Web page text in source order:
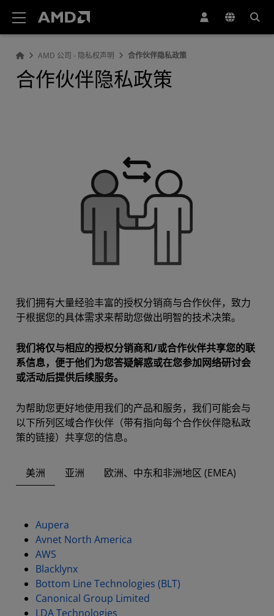
AMD 公司 - 隐私权声明 合作伙伴隐私政策
合作伙伴隐私政策
我们拥有大量经验丰富的授权分销商与合作伙伴，致力
于根据您的具体需求来帮助您做出明智的技术决策。
我们将仅与相应的授权分销商和/或合作伙伴共享您的联
系信息，便于他们为您答疑解惑或在您参加网络研讨会
或活动后提供后续服务。
为帮助您更好地使用我们的产品和服务，我们可能会与
以下所列区域合作伙伴（带有指向每个合作伙伴隐私政
策的链接）共享您的信息。
美洲 亚洲 欧洲、中东和非洲地区 (EMEA)
Aupera
Avnet North America
AWS
Blacklynx
Bottom Line Technologies (BLT)
Canonical Group Limited
LDA Technologies